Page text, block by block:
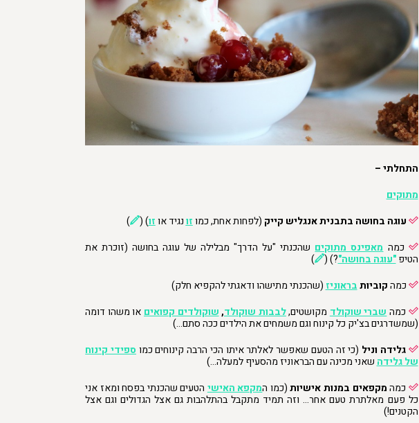
התחלתי –
מתוקים
עוגה בחושה בתבנית אנגליש קייק (לפחות אחת, כמוזונגיד אוזו) (
)
כמהמאפינס מתוקיםשהכנתי "על הדרך" מבלילה של עוגה בחושה (זוכרת את
הטיפ"עוגה בחושה"?) (
)
כמהקוביותבראוניז(שהכנתי מתישהו ודאגתי להקפיא חלק)
כמהשברי שוקולד מקושטים,לבבות שוקולד,שוקולדים קפואיםאו משהו דומה
(שמשדרגים בצ'יק כל קינוח וגם משמחים את הילדים ככה סתם…)
גלידה וניל (כי זה הטעם שאפשר לאלתר איתו הכי הרבה קינוחים כמוספידי קינוח
של גלידהשאני מכינה עם הבראוניז מהסעיף למעלה…)
כמהמקפאים במנות אישיות(כמו המקפא האישיהטעים שהכנתי בפסח ומאז אני
כל פעם מאלתרת טעם אחר… וזה תמיד מתקבל בהתלהבות גם אצל הגדולים וגם אצל
הקטנים!)